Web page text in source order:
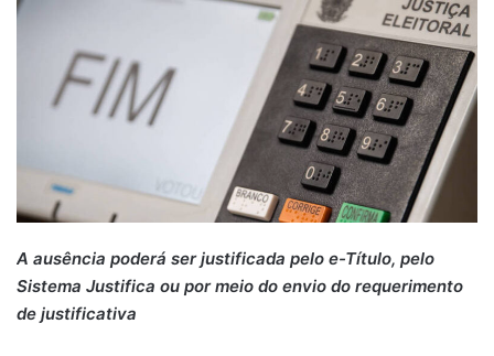
A ausência poderá ser justificada pelo e-Título, pelo
Sistema Justifica ou por meio do envio do requerimento
de justificativa